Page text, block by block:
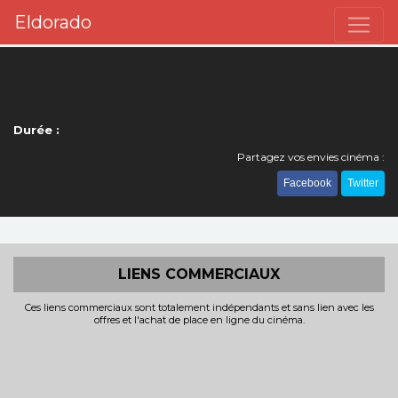
Eldorado
Durée :
Partagez vos envies cinéma :
Facebook Twitter
LIENS COMMERCIAUX
Ces liens commerciaux sont totalement indépendants et sans lien avec les
offres et l'achat de place en ligne du cinéma.